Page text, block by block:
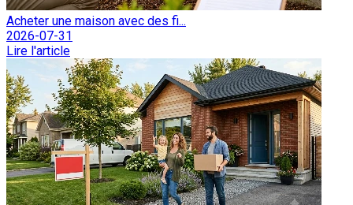
Acheter une maison avec des fi...
2026-07-31
Lire l'article